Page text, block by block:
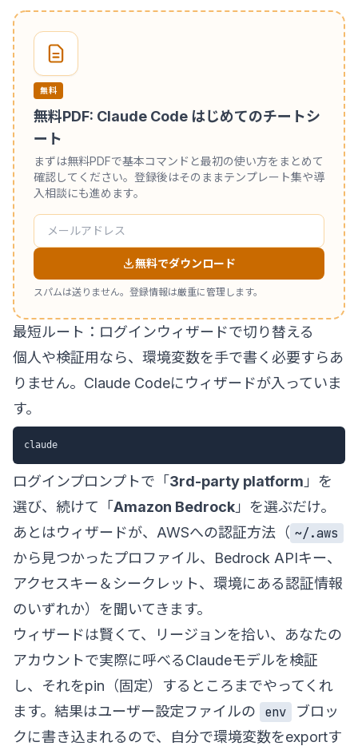
無料
無料PDF: Claude Code はじめてのチートシ
ート
まずは無料PDFで基本コマンドと最初の使い方をまとめて
確認してください。登録後はそのままテンプレート集や導
入相談にも進めます。
無料でダウンロード
スパムは送りません。登録情報は厳重に管理します。
最短ルート：ログインウィザードで切り替える
個人や検証用なら、環境変数を手で書く必要すらあ
りません。Claude Codeにウィザードが入っていま
す。
ログインプロンプトで「 3rd-party platform 」を
選び、続けて「 Amazon Bedrock 」を選ぶだけ。
あとはウィザードが、AWSへの認証方法（ ~/.aws
から見つかったプロファイル、Bedrock APIキー、
アクセスキー＆シークレット、環境にある認証情報
のいずれか）を聞いてきます。
ウィザードは賢くて、リージョンを拾い、あなたの
アカウントで実際に呼べるClaudeモデルを検証
し、それをpin（固定）するところまでやってくれ
ます。結果はユーザー設定ファイルの
env
ブロッ
クに書き込まれるので、自分で環境変数をexportす